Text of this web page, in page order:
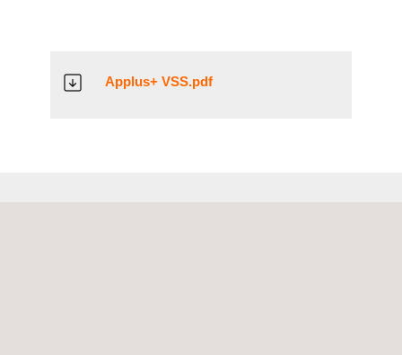
Applus+ VSS.pdf